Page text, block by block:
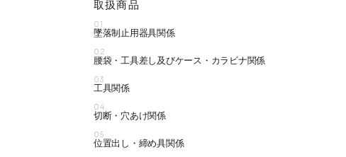
取扱商品
01
墜落制止用器具関係
02
腰袋・工具差し及びケース・カラビナ関係
03
工具関係
04
切断・穴あけ関係
05
位置出し・締め具関係